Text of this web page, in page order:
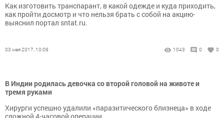
Как изготовить транспарант, в какой одежде и куда приходить,
как пройти досмотр и что нельзя брать с собой на акцию-
выяснил портал sntat.ru.
03 мая 2017, 10:09 1043 0 0
В Индии родилась девочка со второй головой на животе и
тремя руками
Хирурги успешно удалили «паразитического близнеца» в ходе